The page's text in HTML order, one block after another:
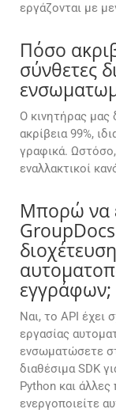
εργάζονται με
Πόσο
σύνθετες
Ο κινητήρας μας
ακρίβεια 99%,
γραφικά.
εναλλακτικοί
Μπορώ να
εγγράφων;
Ναι, το API έχει
εργασίας
ενσωματώσετε
διαθέσιμα SDK
Python και
ενεργοποιείτε